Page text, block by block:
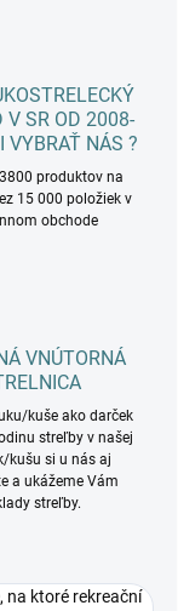
V SR OD 2008-
VYBRAŤ NÁS ?
produktov na
15 000 položiek v
obchode
VNÚTORNÁ
kuše ako darček
streľby v našej
kušu si u nás aj
a ukážeme Vám
streľby.
na ktoré rekreační